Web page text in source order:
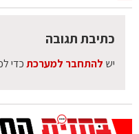
כתיבת תגובה
יש להתחבר למערכתכדי